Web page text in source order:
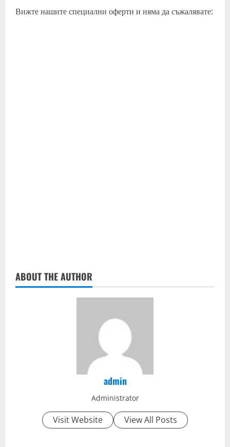
Вижте нашите специални оферти и няма да съжалявате:
ABOUT THE AUTHOR
admin
Administrator
Visit Website View All Posts